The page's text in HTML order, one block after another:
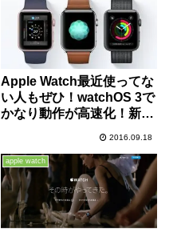
Apple Watch最近使ってな
い人もぜひ！watchOS 3で
かなり動作が高速化！新機
2016.09.18
apple watch